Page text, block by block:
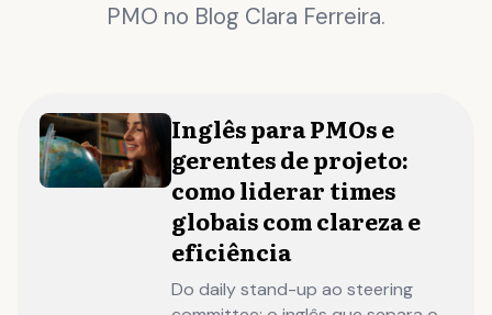
PMO no Blog Clara Ferreira.
Inglês para PMOs e
gerentes de projeto:
como liderar times
globais com clareza e
eficiência
Do daily stand-up ao steering